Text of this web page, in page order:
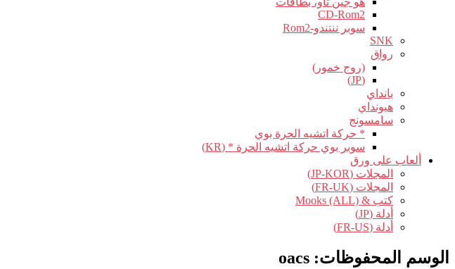
CD-Rom2
سوبر ننتندو-Rom2
SNK
رواق
(روج خمور)
(JP)
بانداي
هيونداي
سامسونج
* حركة اتشيه الحرة بوي
سوبر بوي حركة اتشيه الحرة * (KR)
ألعاب على ورق
المجلات (JP-KOR)
المجلات (FR-UK)
كتب & Mooks (ALL)
أدلة (JP)
أدلة (FR-US)
الوسم المحفوظات: oacs